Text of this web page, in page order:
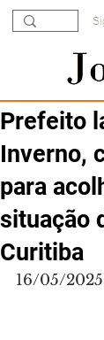
Prefeito
Inverno,
para
situação
Curitiba
16/05/2025